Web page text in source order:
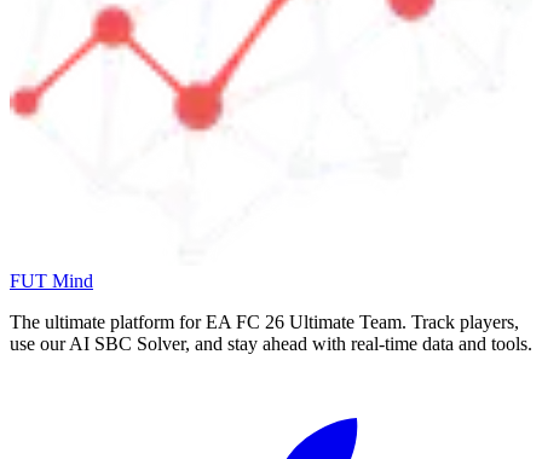
FUT Mind
The ultimate platform for EA FC 26 Ultimate Team. Track players,
use our AI SBC Solver, and stay ahead with real-time data and tools.